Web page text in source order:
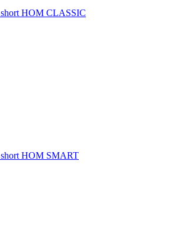
short HOM CLASSIC
short HOM SMART